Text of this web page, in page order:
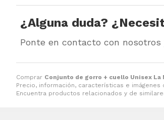
Comprar Conjunto de gorro + cuello Unisex La
Precio, información, características e imágenes
Encuentra productos relacionados y de
¿Alguna duda?
Ponte en contacto con